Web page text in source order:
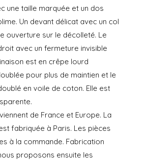
une taille marquée et un dos
Un devant délicat avec un col
ouverture sur le décolleté. Le
avec un fermeture invisible
est en crêpe lourd
pour plus de maintien et le
en voile de coton. Elle est
de France et Europe. La
fabriquée à Paris. Les pièces
à la commande. Fabrication
proposons ensuite les